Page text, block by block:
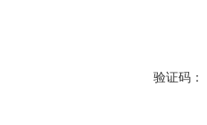
验证码：